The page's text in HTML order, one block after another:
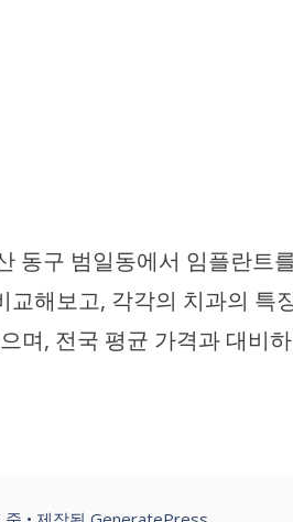
동구 범일동에서 임플란트
해보고, 각각의 치과의 특
며, 전국 평균 가격과 대비